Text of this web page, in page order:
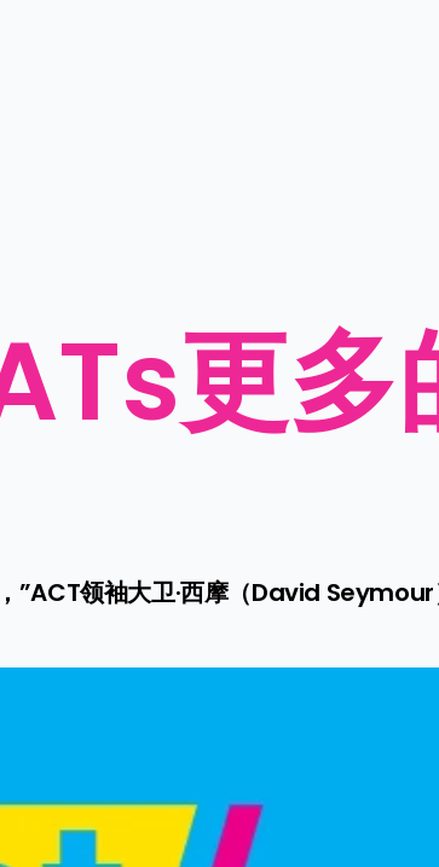
更多
”ACT领袖大卫·西摩（David Seymour